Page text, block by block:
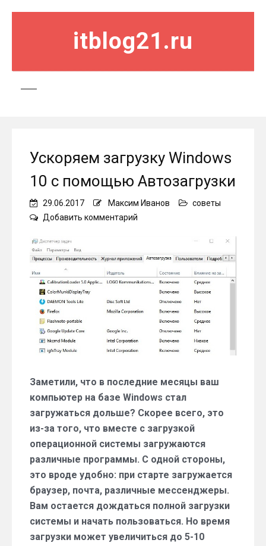
itblog21.ru
Ускоряем загрузку Windows
10 с помощью Автозагрузки
29.06.2017 Максим Иванов
советы
Добавить комментарий
Windows
с
помощью
Автозагрузки
Заметили, что в последние месяцы ваш
компьютер на базе Windows стал
загружаться дольше? Скорее всего, это
из-за того, что вместе с загрузкой
операционной системы загружаются
различные программы. С одной стороны,
это вроде удобно: при старте загружается
браузер, почта, различные мессенджеры.
Вам остается дождаться полной загрузки
системы и начать пользоваться. Но время
загрузки может увеличиться до 5-10